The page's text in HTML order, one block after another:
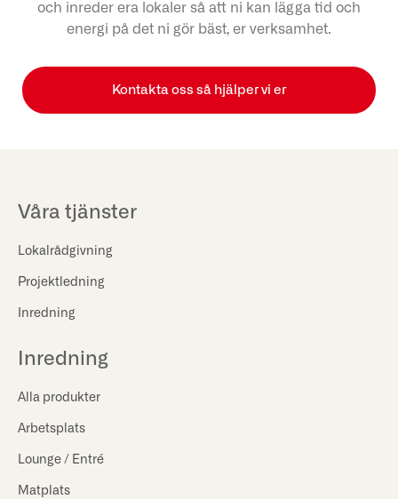
och inreder era lokaler så att ni kan lägga tid och
energi på det ni gör bäst, er verksamhet.
Kontakta oss så hjälper vi er
Våra tjänster
Lokalrådgivning
Projektledning
Inredning
Inredning
Alla produkter
Arbetsplats
Lounge / Entré
Matplats